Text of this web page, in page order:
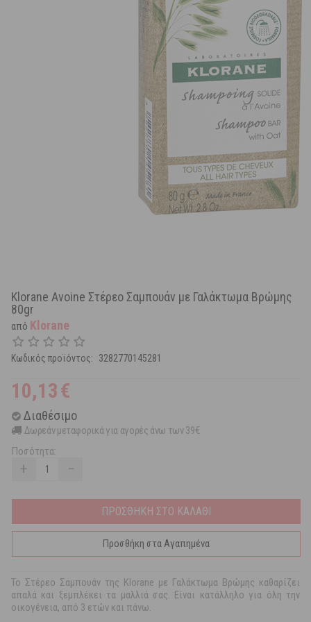
Klorane Avoine Στέρεο Σαμπουάν με Γαλάκτωμα Βρώμης
80gr
από Klorane
Κωδικός προϊόντος: 3282770145281
10,13€
Διαθέσιμο
Δωρεάν μεταφορικά για αγορές άνω των 39€
Ποσότητα:
+ −
ΠΡΟΣΘΗΚΗ ΣΤΟ ΚΑΛΑΘΙ
Προσθήκη στα Αγαπημένα
Το Στέρεο Σαμπουάν της Klorane με Γαλάκτωμα Βρώμης καθαρίζει
απαλά και ξεμπλέκει τα μαλλιά σας. Είναι κατάλληλο για όλη την
οικογένεια, από 3 ετών και πάνω.